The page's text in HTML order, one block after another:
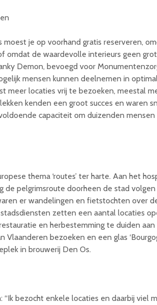
moest je op voorhand gratis reserveren,
omdat de waardevolle interieurs geen
Demon, bevoegd voor
mensen kunnen deelnemen in
meer locaties vrij te bezoeken, meestal
kenden een groot succes en waren
capaciteit om duizenden
thema ‘routes’ ter harte. Aan het
de pelgrimsroute doorheen de stad
er wandelingen en fietstochten over
zetten een aantal locaties
en herbestemming te duiden aan
Vlaanderen bezoeken en een glas
in brouwerij Den Os.
“Ik bezocht enkele locaties en daarbij viel